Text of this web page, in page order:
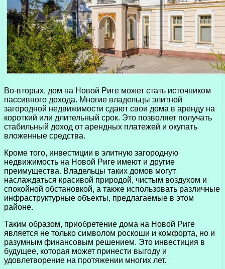
Во-вторых, дом на Новой Риге может стать источником
пассивного дохода. Многие владельцы элитной
загородной недвижимости сдают свои дома в аренду на
короткий или длительный срок. Это позволяет получать
стабильный доход от арендных платежей и окупать
вложенные средства.
Кроме того, инвестиции в элитную загородную
недвижимость на Новой Риге имеют и другие
преимущества. Владельцы таких домов могут
наслаждаться красивой природой, чистым воздухом и
спокойной обстановкой, а также использовать различные
инфраструктурные объекты, предлагаемые в этом
районе.
Таким образом, приобретение дома на Новой Риге
является не только символом роскоши и комфорта, но и
разумным финансовым решением. Это инвестиция в
будущее, которая может принести выгоду и
удовлетворение на протяжении многих лет.